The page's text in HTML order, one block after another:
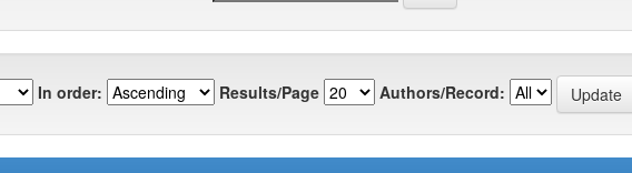
In order: Results/Page Authors/Record: